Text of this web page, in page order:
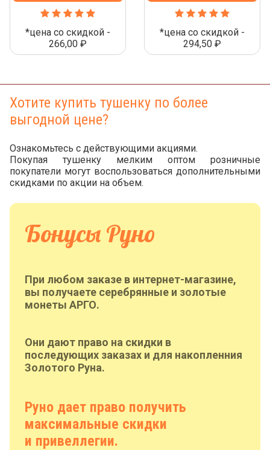
*цена со скидкой -
266,00 ₽
*цена со скидкой -
294,50 ₽
Хотите купить тушенку по более
выгодной цене?
Ознакомьтесь с действующими акциями.
Покупая тушенку мелким оптом розничные
покупатели могут воспользоваться дополнительными
скидками по акции на объем.
Бонусы Руно
При любом заказе в интернет-магазине,
вы получаете серебрянные и золотые
монеты АРГО.
Они дают право на скидки в
последующих заказах и для накопленния
Золотого Руна.
Руно дает право получить
максимальные скидки
и привеллегии.